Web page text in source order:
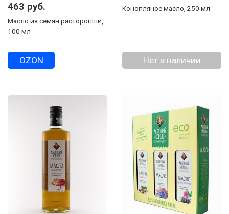
463 руб.
Масло из семян расторопши,
100 мл
OZON
Конопляное масло, 250 мл
Нет в наличии